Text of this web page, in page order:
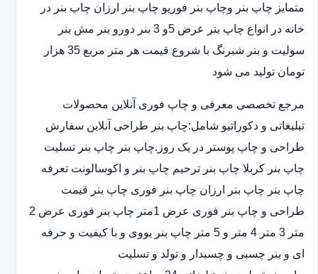
متمایز چاپ بنر وچاپ بنر فوریو چاپ بنر ارزان چاپ بنر در
خانه در انواع چاپ بنر عرض 5و 3 بنر دورو بنر مش بنر
سولیت و بنر شبرنگ با شروع قیمت هر متر مربع 35 هزار
تومان تولید می شود
مرجع تخصصی معرفی و چاپ فوری آنلاین محصولات
تبلیغاتی و دکوراتیو شامل:چاپ بنر طراحی آنلاین سفارش
طراحی و چاپ پوستر در یک روز.چاپ بنر چاپ بنر تسلیت
چاپ بنر کربلا چاپ بنر ترحیم چاپ بنر و اکوسالونت تعرفه
چاپ بنر چاپ بنر ارزان چاپ بنر فوری چاپ بنر قیمت
طراحی و چاپ بنر فوری عرض 1متر چاپ بنر فوری عرض 2
متر 3 متر 4 متر و 5 متر چاپ بنر یووی و با کیفیت و حرفه
ای و بنر چسبی و چسبدار و تولد و تسلیت